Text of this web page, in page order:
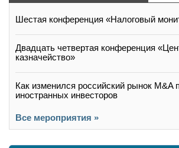
Шестая конференция «Налоговый
Двадцать четвертая конференция
казначейство»
Как изменился российский рынок M&A
иностранных инвесторов
Все мероприятия »